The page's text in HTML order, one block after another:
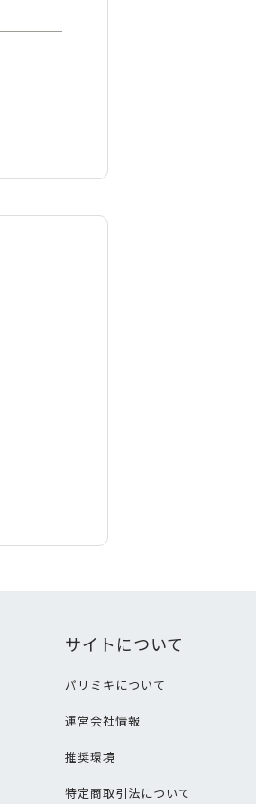
サイトについて
パリミキについて
運営会社情報
推奨環境
特定商取引法について